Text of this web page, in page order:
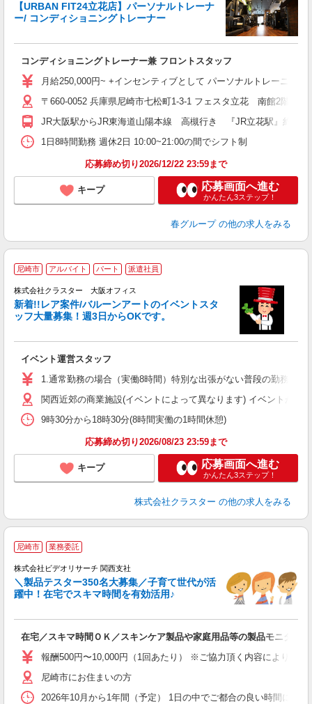
【URBAN FIT24立花店】パーソナルトレーナ
ー/ コンディショニングトレーナー
コンディショニングトレーナー兼 フロントスタッフ
月給250,000円~ +インセンティブとして パーソナルトレーニン
〒660-0052 兵庫県尼崎市七松町1-3-1 フェスタ立花 南館2階
JR大阪駅からJR東海道山陽本線 高槻行き 『JR立花駅』約15分
1日8時間勤務 週休2日 10:00~21:00の間でシフト制
応募締め切り2026/12/22 23:59まで
キープ 応募画面へ進む
かんたん3ステップ！
春グループ の他の求人をみる
尼崎市 アルバイト パート 派遣社員
株式会社クラスター 大阪オフィス
新着!!レア案件/バルーンアートのイベントスタ
ッフ大量募集！週3日からOKです。
イベント運営スタッフ
1.通常勤務の場合（実働8時間）特別な出張がない普段の勤務 基
関西近郊の商業施設(イベントによって異なります) イベントが無
9時30分から18時30分(8時間実働の1時間休憩)
応募締め切り2026/08/23 23:59まで
キープ 応募画面へ進む
かんたん3ステップ！
株式会社クラスター の他の求人をみる
尼崎市 業務委託
株式会社ビデオリサーチ 関西支社
＼製品テスター350名大募集／子育て世代が活
躍中！在宅でスキマ時間を有効活用♪
在宅／スキマ時間ＯＫ／スキンケア製品や家庭用品等の製品モニター
報酬500円〜10,000円（1回あたり） ※ご協力頂く内容により異な
尼崎市にお住まいの方
2026年10月から1年間（予定） 1日の中でご都合の良い時間に